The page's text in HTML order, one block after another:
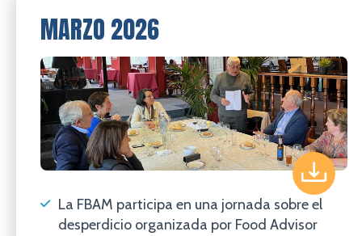
MARZO 2026
La FBAM participa en una jornada sobre el
desperdicio organizada por Food Advisor